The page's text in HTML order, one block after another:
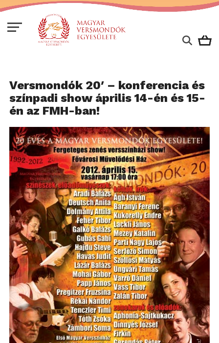
Versmondók 20′ – konferencia és
színpadi show április 14-én és 15-
én az FMH-ban!